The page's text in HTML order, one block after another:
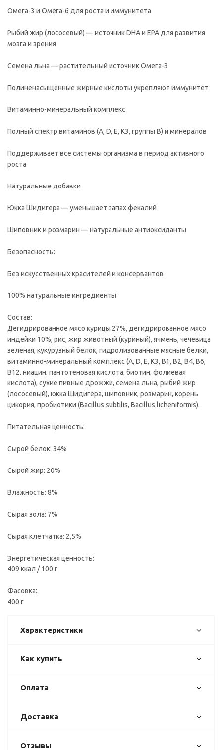
Омега-3 и Омега-6 для роста и иммунитета
Рыбий жир (лососевый) — источник DHA и EPA для развития
мозга и зрения
Семена льна — растительный источник Омега-3
Полиненасыщенные жирные кислоты укрепляют иммунитет
Витаминно-минеральный комплекс
Полный спектр витаминов (A, D, E, K3, группы B) и минералов
Поддерживает все системы организма в период активного
роста
Натуральные добавки
Юкка Шидигера — уменьшает запах фекалий
Шиповник и розмарин — натуральные антиоксиданты
Безопасность:
Без искусственных красителей и консервантов
100% натуральные ингредиенты
Состав:
Дегидрированное мясо курицы 27%, дегидрированное мясо
индейки 10%, рис, жир животный (куриный), ячмень, чечевица
зеленая, кукурузный белок, гидролизованные мясные белки,
витаминно-минеральный комплекс (A, D, E, K3, B1, B2, B4, B6,
B12, ниацин, пантотеновая кислота, биотин, фолиевая
кислота), сухие пивные дрожжи, семена льна, рыбий жир
(лососевый), юкка Шидигера, шиповник, розмарин, корень
цикория, пробиотики (Bacillus subtilis, Bacillus licheniformis).
Питательная ценность:
Сырой белок: 34%
Сырой жир: 20%
Влажность: 8%
Сырая зола: 7%
Сырая клетчатка: 2,5%
Энергетическая ценность:
409 ккал / 100 г
Фасовка:
400 г
Характеристики
Как купить
Оплата
Доставка
Отзывы